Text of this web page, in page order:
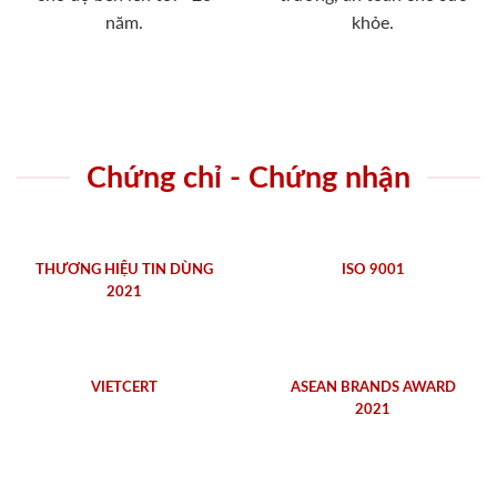
năm.
khỏe.
Chứng chỉ - Chứng nhận
THƯƠNG HIỆU TIN DÙNG
2021
ISO 9001
VIETCERT
ASEAN BRANDS AWARD
2021